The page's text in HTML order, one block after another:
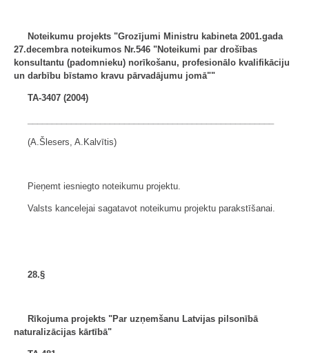
Noteikumu projekts "Grozījumi Ministru kabineta 2001.gada
27.decembra noteikumos Nr.546 "Noteikumi par drošības
konsultantu (padomnieku) norīkošanu, profesionālo kvalifikāciju
un darbību bīstamo kravu pārvadājumu jomā""
TA-3407 (2004)
(A.Šlesers, A.Kalvītis)
Pieņemt iesniegto noteikumu projektu.
Valsts kancelejai sagatavot noteikumu projektu parakstīšanai.
28.§
Rīkojuma projekts "Par uzņemšanu Latvijas pilsonībā
naturalizācijas kārtībā"